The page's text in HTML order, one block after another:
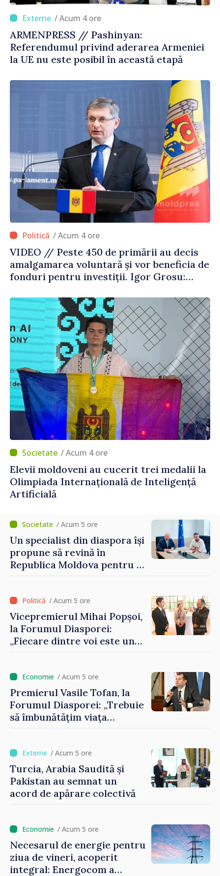
/ Acum 4 ore
ARMENPRESS // Pashinyan:
Referendumul privind aderarea Armeniei
la UE nu este posibil în această etapă
/ Acum 4 ore
VIDEO // Peste 450 de primării au decis
amalgamarea voluntară și vor beneficia de
fonduri pentru investiții. Igor Grosu:
dăm o șansă localităților să se dezvolte”
/ Acum 4 ore
Elevii moldoveni au cucerit trei medalii la
Olimpiada Internațională de Inteligență
Artificială
/ Acum 5 ore
Un specialist din diaspora își
propune să revină în
Republica Moldova pentru a
/ Acum 5 ore
Vicepremierul Mihai Popșoi,
la Forumul Diasporei:
„Fiecare dintre voi este un
imaginii Republicii Moldova”
/ Acum 5 ore
Premierul Vasile Tofan, la
Forumul Diasporei: „Trebuie
să îmbunătățim viața
/ Acum 5 ore
Turcia, Arabia Saudită și
Pakistan au semnat un
acord de apărare colectivă
/ Acum 5 ore
Necesarul de energie pentru
ziua de vineri, acoperit
integral: Energocom a